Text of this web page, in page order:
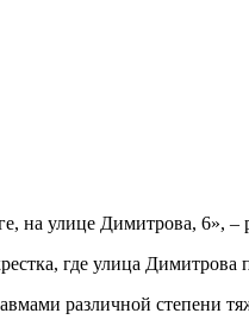
улице Димитрова, 6», –
где улица Димитрова
различной степени